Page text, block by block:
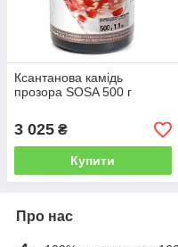
Ксантанова камідь
прозора SOSA 500 г
3 025 ₴
Купити
Про нас